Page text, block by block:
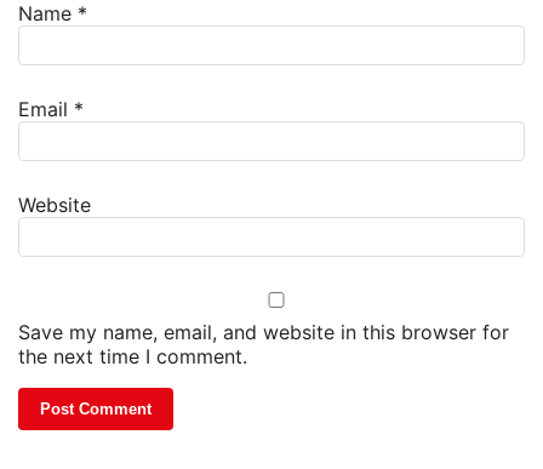
Name *
Email *
Website
Save my name, email, and website in this browser for
the next time I comment.